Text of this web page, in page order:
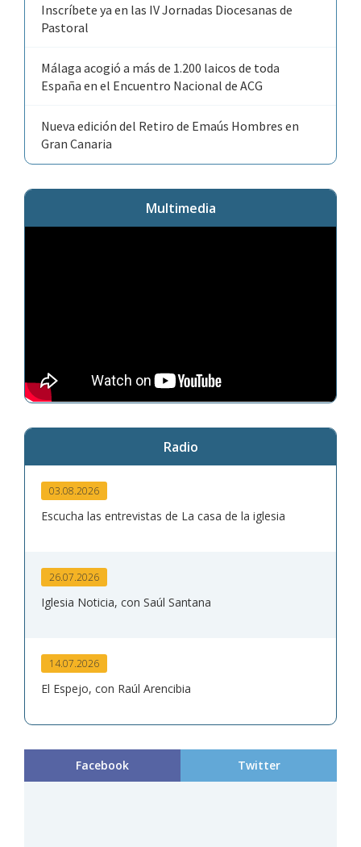
Inscríbete ya en las IV Jornadas Diocesanas de
Pastoral
Málaga acogió a más de 1.200 laicos de toda
España en el Encuentro Nacional de ACG
Nueva edición del Retiro de Emaús Hombres en
Gran Canaria
Multimedia
Radio
03.08.2026
Escucha las entrevistas de La casa de la iglesia
26.07.2026
Iglesia Noticia, con Saúl Santana
14.07.2026
El Espejo, con Raúl Arencibia
Facebook Twitter